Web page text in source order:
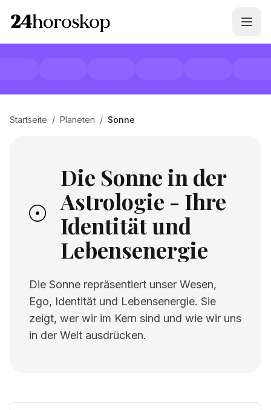
Startseite / Planeten / Sonne
Die Sonne in der
Astrologie - Ihre
Identität und
Lebensenergie
Die Sonne repräsentiert unser Wesen,
Ego, Identität und Lebensenergie. Sie
zeigt, wer wir im Kern sind und wie wir uns
in der Welt ausdrücken.